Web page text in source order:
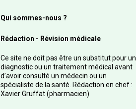
Qui sommes-nous ?
Rédaction - Révision médicale
Ce site ne doit pas être un substitut pour un
diagnostic ou un traitement médical avant
d’avoir consulté un médecin ou un
spécialiste de la santé. Rédaction en chef :
Xavier Gruffat (pharmacien)